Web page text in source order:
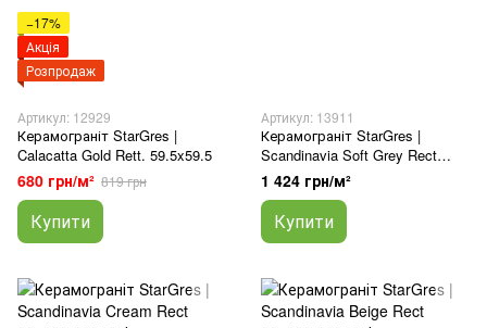
−17%
Акція
Розпродаж
Артикул: 12929
Керамограніт StarGres |
Calacatta Gold Rett. 59.5x59.5
680 грн/м² 819 грн
Купити
Артикул: 13911
Керамограніт StarGres |
Scandinavia Soft Grey Rect
20x120
1 424 грн/м²
Купити